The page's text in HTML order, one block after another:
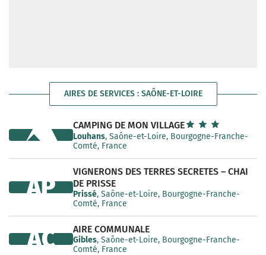
AIRES DE SERVICES : SAÔNE-ET-LOIRE
CAMPING DE MON VILLAGE
Louhans, Saône-et-Loire, Bourgogne-Franche-
Comté, France
VIGNERONS DES TERRES SECRETES – CHAI
DE PRISSE
Prissé, Saône-et-Loire, Bourgogne-Franche-
Comté, France
AP
AIRE COMMUNALE
Gibles, Saône-et-Loire, Bourgogne-Franche-
Comté, France
AC